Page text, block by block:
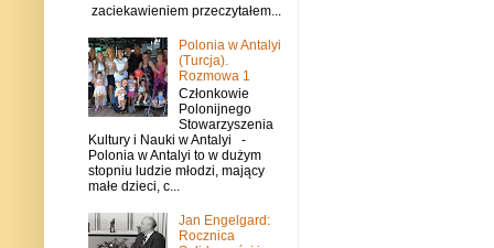
zaciekawieniem przeczytałem...
Polonia w Antalyi
(Turcja).
Rozmowa 1
Członkowie
Polonijnego
Stowarzyszenia
Kultury i Nauki w Antalyi -
Polonia w Antalyi to w dużym
stopniu ludzie młodzi, mający
małe dzieci, c...
Jan Engelgard:
Rocznica